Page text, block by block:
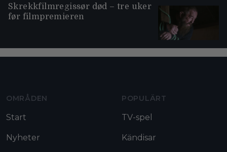
Skrekkfilmregissør død – tre uker
før filmpremieren
OMRÅDEN
Start
Nyheter
POPULÄRT
TV-spel
Kändisar